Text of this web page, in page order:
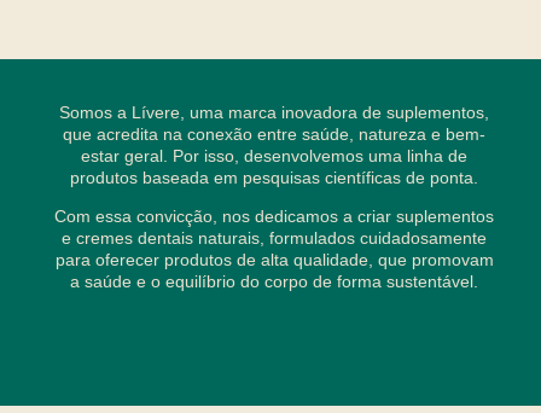
Somos a Lívere, uma marca inovadora de suplementos,
que acredita na conexão entre saúde, natureza e bem-
estar geral. Por isso, desenvolvemos uma linha de
produtos baseada em pesquisas científicas de ponta.
Com essa convicção, nos dedicamos a criar suplementos
e cremes dentais naturais, formulados cuidadosamente
para oferecer produtos de alta qualidade, que promovam
a saúde e o equilíbrio do corpo de forma sustentável.